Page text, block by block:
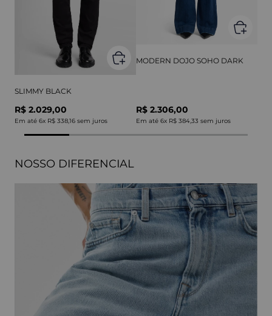
SLIMMY BLACK
R$ 2.029,00
Em até 6x R$ 338,16 sem juros
MODERN DOJO SOHO DARK
R$ 2.306,00
Em até 6x R$ 384,33 sem juros
NOSSO DIFERENCIAL